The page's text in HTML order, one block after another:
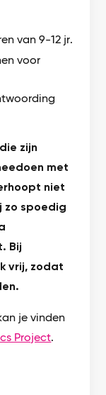
van 9-12 jr.
voor
zijn
met
niet
zo spoedig
Bij
vrij, zodat
je vinden
Project.